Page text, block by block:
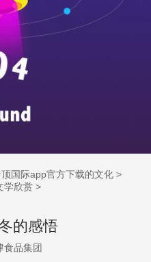
国际app官方下载的文化 >
学欣赏 >
的感悟
食品集团